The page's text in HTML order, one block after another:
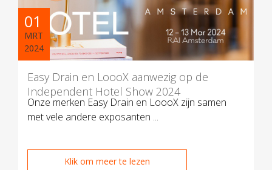
01
MRT
2024
Easy Drain en LoooX aanwezig op de
Independent Hotel Show 2024
Onze merken Easy Drain en LoooX zijn samen
met vele andere exposanten ...
Klik om meer te lezen